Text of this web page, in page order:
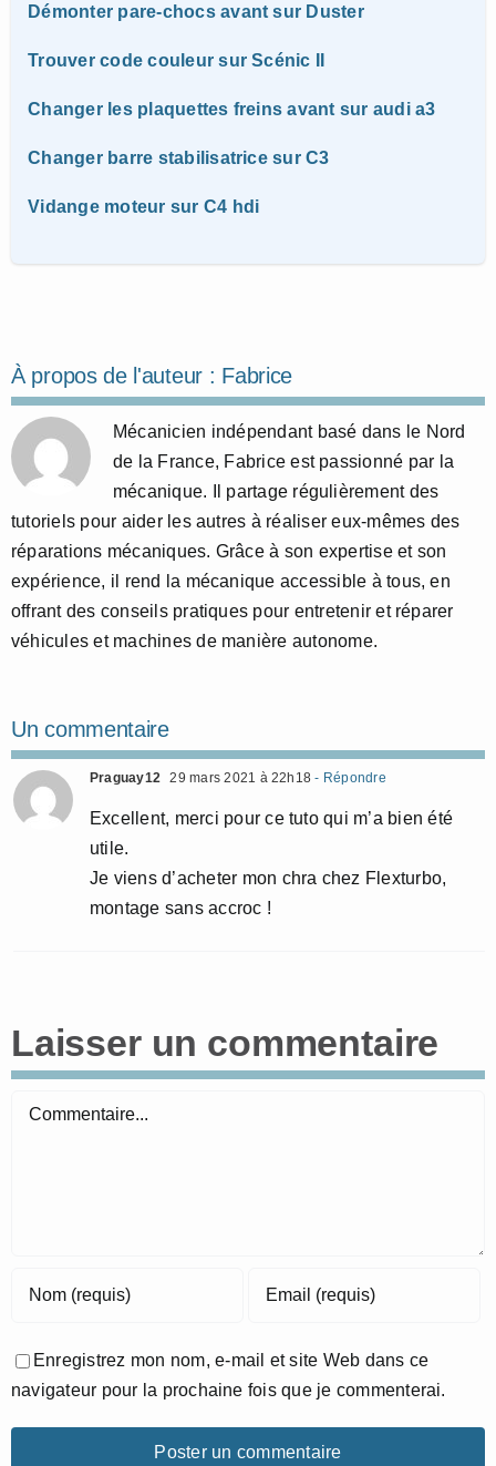
Démonter pare-chocs avant sur Duster
Trouver code couleur sur Scénic II
Changer les plaquettes freins avant sur audi a3
Changer barre stabilisatrice sur C3
Vidange moteur sur C4 hdi
À propos de l'auteur : Fabrice
Mécanicien indépendant basé dans le Nord
de la France, Fabrice est passionné par la
mécanique. Il partage régulièrement des
tutoriels pour aider les autres à réaliser eux-mêmes des
réparations mécaniques. Grâce à son expertise et son
expérience, il rend la mécanique accessible à tous, en
offrant des conseils pratiques pour entretenir et réparer
véhicules et machines de manière autonome.
Un commentaire
Praguay12 29 mars 2021 à 22h18 - Répondre
Excellent, merci pour ce tuto qui m’a bien été
utile.
Je viens d’acheter mon chra chez Flexturbo,
montage sans accroc !
Laisser un commentaire
Commentaire
Enregistrez mon nom, e-mail et site Web dans ce
navigateur pour la prochaine fois que je commenterai.